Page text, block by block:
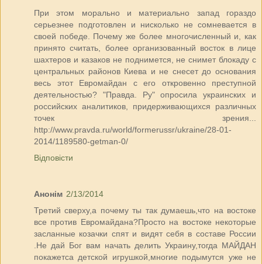
При этом морально и материально запад гораздо
серьезнее подготовлен и нисколько не сомневается в
своей победе. Почему же более многочисленный и, как
принято считать, более организованный восток в лице
шахтеров и казаков не поднимется, не снимет блокаду с
центральных районов Киева и не снесет до основания
весь этот Евромайдан с его откровенно преступной
деятельностью? "Правда. Ру" опросила украинских и
российских аналитиков, придерживающихся различных
точек зрения...
http://www.pravda.ru/world/formerussr/ukraine/28-01-
2014/1189580-getman-0/
Відповісти
Анонім 2/13/2014
Третий сверху,а почему ты так думаешь,что на востоке
все против Евромайдана?Просто на востоке некоторые
засланные козачки спят и видят себя в составе России
.Не дай Бог вам начать делить Украину,тогда МАЙДАН
покажетса детской игрушкой,многие подымутся уже не